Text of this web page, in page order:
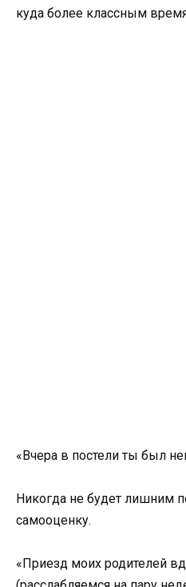
куда более классным
«Вчера в постели ты был
Никогда не будет лишним
самооценку.
«Приезд моих родителей